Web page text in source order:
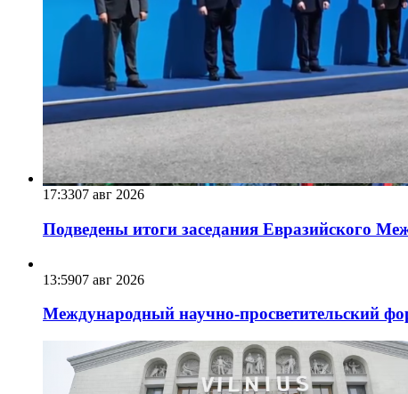
17:3307 авг 2026
Подведены итоги заседания Евразийского
13:5907 авг 2026
Международный научно-просветительский